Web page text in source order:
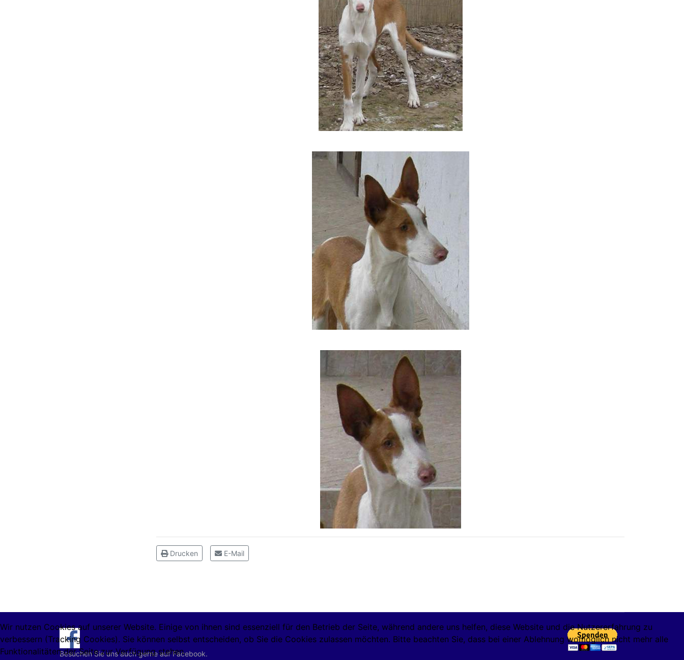
Drucken E-Mail
Besuchen Sie uns auch gerne auf Facebook.
Wir nutzen Cookies auf unserer Website. Einige von ihnen sind essenziell für den Betrieb der Seite, während andere uns helfen, diese Website und die Nutzererfahrung zu
verbessern (Tracking Cookies). Sie können selbst entscheiden, ob Sie die Cookies zulassen möchten. Bitte beachten Sie, dass bei einer Ablehnung womöglich nicht mehr alle
Funktionalitäten der Seite zur Verfügung stehen.